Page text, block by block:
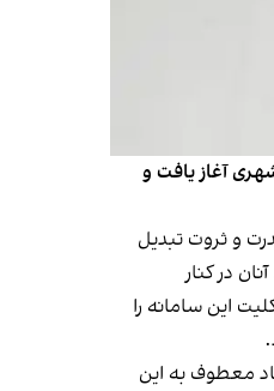
آغاز یافت و
و ثروت تبدیل
در کنار
این سامانه را
معطوف به این